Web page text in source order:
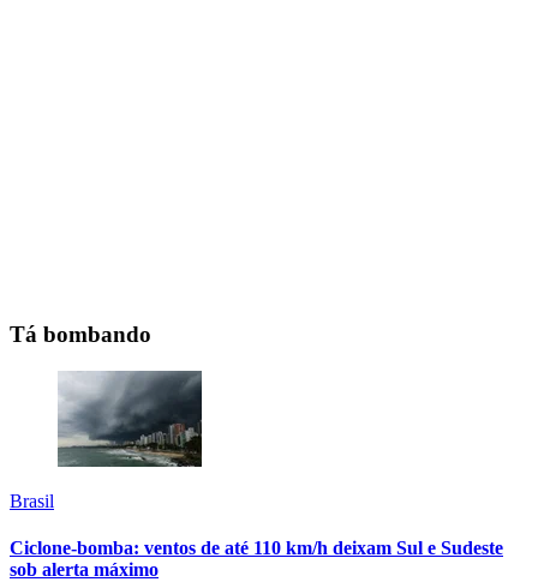
Tá bombando
Brasil
Ciclone-bomba: ventos de até 110 km/h deixam Sul e Sudeste
sob alerta máximo